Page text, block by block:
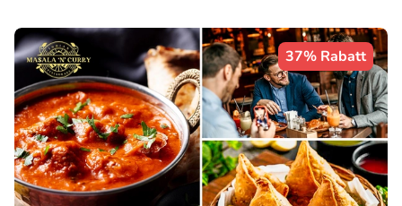
37% Rabatt